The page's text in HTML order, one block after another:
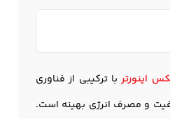
اینورتر با ترکیبی از فناوری
و مصرف انرژی بهینه است.